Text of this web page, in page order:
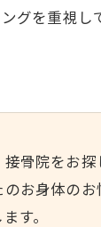
グを重視し
骨院をお
のお身体の
す。